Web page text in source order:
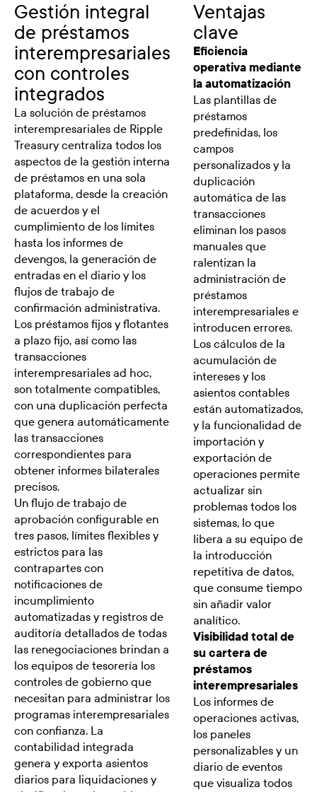
Gestión integral
de préstamos
interempresariales
con controles
integrados
La solución de préstamos
interempresariales de Ripple
Treasury centraliza todos los
aspectos de la gestión interna
de préstamos en una sola
plataforma, desde la creación
de acuerdos y el
cumplimiento de los límites
hasta los informes de
devengos, la generación de
entradas en el diario y los
flujos de trabajo de
confirmación administrativa.
Los préstamos fijos y flotantes
a plazo fijo, así como las
transacciones
interempresariales ad hoc,
son totalmente compatibles,
con una duplicación perfecta
que genera automáticamente
las transacciones
correspondientes para
obtener informes bilaterales
precisos.
Un flujo de trabajo de
aprobación configurable en
tres pasos, límites flexibles y
estrictos para las
contrapartes con
notificaciones de
incumplimiento
automatizadas y registros de
auditoría detallados de todas
las renegociaciones brindan a
los equipos de tesorería los
controles de gobierno que
necesitan para administrar los
programas interempresariales
con confianza. La
contabilidad integrada
genera y exporta asientos
diarios para liquidaciones y
Ventajas
clave
Eficiencia
operativa mediante
la automatización
Las plantillas de
préstamos
predefinidas, los
campos
personalizados y la
duplicación
automática de las
transacciones
eliminan los pasos
manuales que
ralentizan la
administración de
préstamos
interempresariales e
introducen errores.
Los cálculos de la
acumulación de
intereses y los
asientos contables
están automatizados,
y la funcionalidad de
importación y
exportación de
operaciones permite
actualizar sin
problemas todos los
sistemas, lo que
libera a su equipo de
la introducción
repetitiva de datos,
que consume tiempo
sin añadir valor
analítico.
Visibilidad total de
su cartera de
préstamos
interempresariales
Los informes de
operaciones activas,
los paneles
personalizables y un
diario de eventos
que visualiza todos